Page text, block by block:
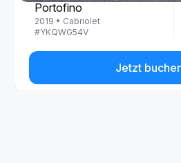
Portofino
2019 • Cabriolet
#YKQWG54V
Jetzt